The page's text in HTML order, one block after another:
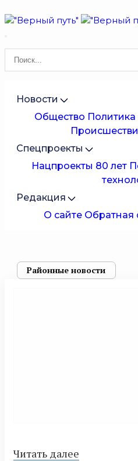
Новости
Общество Политика
Спецпроекты
Нацпроекты 80 лет
Редакция
О сайте Обратная
Районные новости
Читать далее